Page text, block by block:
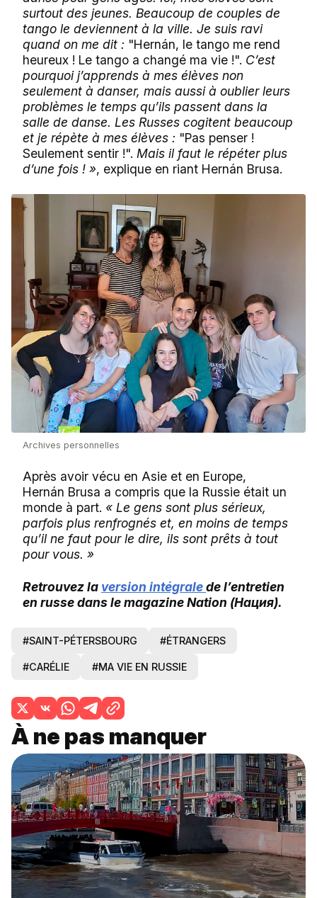
surtout des jeunes. Beaucoup de couples de
tango le deviennent à la ville. Je suis ravi
quand on me dit : "Hernán, le tango me rend
heureux ! Le tango a changé ma vie !". C’est
pourquoi j’apprends à mes élèves non
seulement à danser, mais aussi à oublier leurs
problèmes le temps qu’ils passent dans la
salle de danse. Les Russes cogitent beaucoup
et je répète à mes élèves : "Pas penser !
Seulement sentir !". Mais il faut le répéter plus
d’une fois ! », explique en riant Hernán Brusa.
Archives personnelles
Après avoir vécu en Asie et en Europe,
Hernán Brusa a compris que la Russie était un
monde à part. « Le gens sont plus sérieux,
parfois plus renfrognés et, en moins de temps
qu’il ne faut pour le dire, ils sont prêts à tout
pour vous. »
Retrouvez la version intégralede l’entretien
en russe dans le magazine Nation (Нация).
#SAINT-PÉTERSBOURG #ÉTRANGERS
#CARÉLIE #MA VIE EN RUSSIE
À ne pas manquer